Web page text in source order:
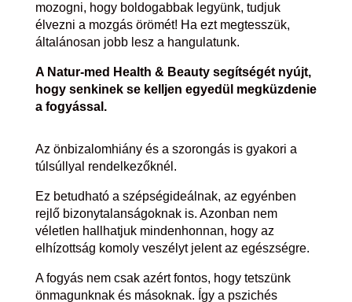
mozogni, hogy boldogabbak legyünk, tudjuk
élvezni a mozgás örömét! Ha ezt megtesszük,
általánosan jobb lesz a hangulatunk.
A Natur-med Health & Beauty segítségét nyújt,
hogy senkinek se kelljen egyedül megküzdenie
a fogyással.
Az önbizalomhiány és a szorongás is gyakori a
túlsúllyal rendelkezőknél.
Ez betudható a szépségideálnak, az egyénben
rejlő bizonytalanságoknak is. Azonban nem
véletlen hallhatjuk mindenhonnan, hogy az
elhízottság komoly veszélyt jelent az egészségre.
A fogyás nem csak azért fontos, hogy tetszünk
önmagunknak és másoknak. Így a pszichés